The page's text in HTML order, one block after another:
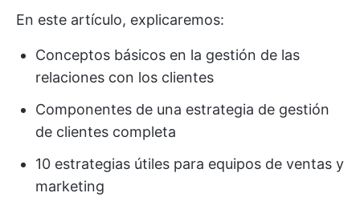
En este artículo, explicaremos:
Conceptos básicos en la gestión de las
relaciones con los clientes
Componentes de una estrategia de gestión
de clientes completa
10 estrategias útiles para equipos de ventas y
marketing